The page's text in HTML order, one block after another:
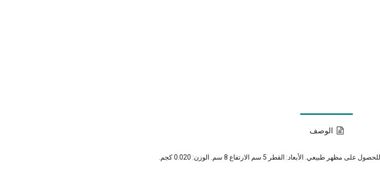
الوصف
القطر 5 سم الارتفاع 8 سم. الوزن: 0.020 كجم.